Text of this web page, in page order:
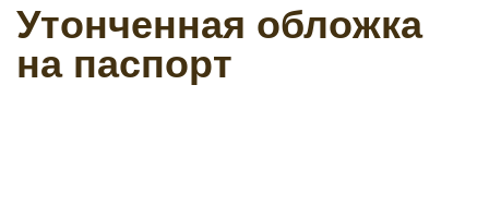
Утонченная обложка
на паспорт